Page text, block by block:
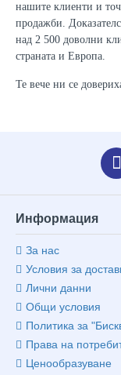
нашите клиенти и
продажби.
над 2 500 доволни
страната и Европа.
Те вече ни се
Информация
За нас
Условия за
Лични данни
Общи условия
Политика за
Права на
Ценообразуване